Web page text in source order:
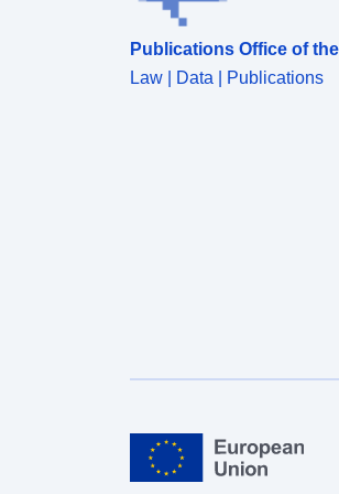
Publications Office of
Law | Data | Publications